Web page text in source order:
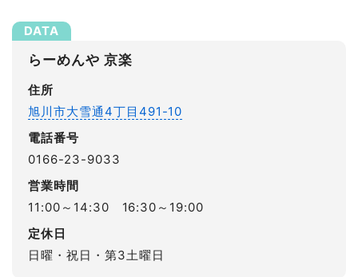
らーめんや 京楽
住所
旭川市大雪通4丁目491-10
電話番号
0166-23-9033
営業時間
11:00～14:30 16:30～19:00
定休日
日曜・祝日・第3土曜日